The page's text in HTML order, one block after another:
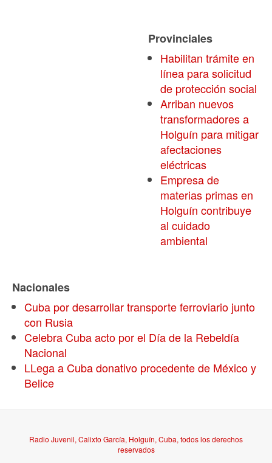
Provinciales
Habilitan trámite en
línea para solicitud
de protección social
Arriban nuevos
transformadores a
Holguín para mitigar
afectaciones
eléctricas
Empresa de
materias primas en
Holguín contribuye
al cuidado
ambiental
Nacionales
Cuba por desarrollar transporte ferroviario junto
con Rusia
Celebra Cuba acto por el Día de la Rebeldía
Nacional
LLega a Cuba donativo procedente de México y
Belice
Radio Juvenil, Calixto García, Holguín, Cuba, todos los derechos
reservados